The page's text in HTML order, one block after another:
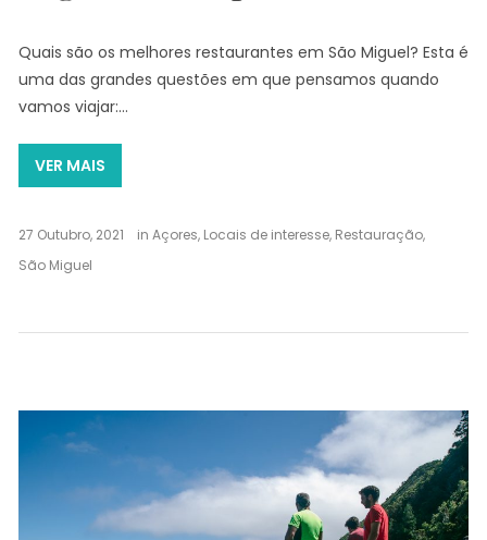
Quais são os melhores restaurantes em São Miguel? Esta é
uma das grandes questões em que pensamos quando
vamos viajar:…
VER MAIS
27 Outubro, 2021 inAçores, Locais de interesse, Restauração,
São Miguel